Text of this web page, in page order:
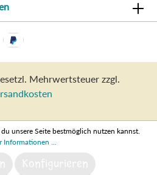
Mehrwertsteuer zzgl.
unsere Seite bestmöglich nutzen kannst.
Informationen ...